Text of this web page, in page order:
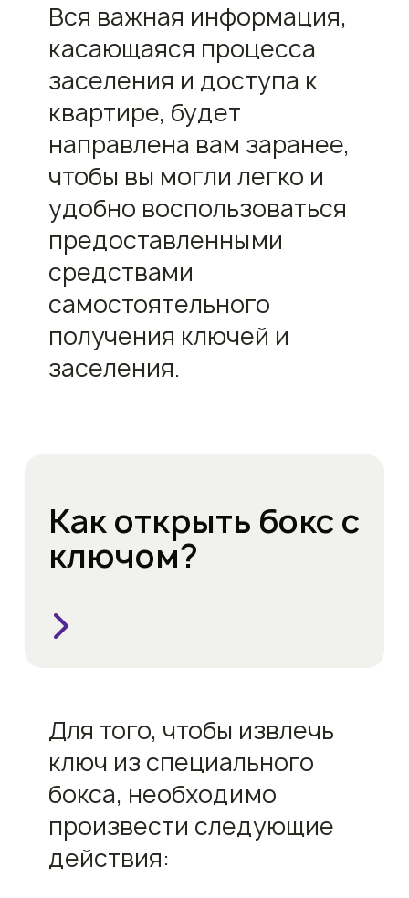
Вся важная информация,
касающаяся процесса
заселения и доступа к
квартире, будет
направлена вам заранее,
чтобы вы могли легко и
удобно воспользоваться
предоставленными
средствами
самостоятельного
получения ключей и
заселения.
Как открыть бокс с
ключом?
Для того, чтобы извлечь
ключ из специального
бокса, необходимо
произвести следующие
действия: